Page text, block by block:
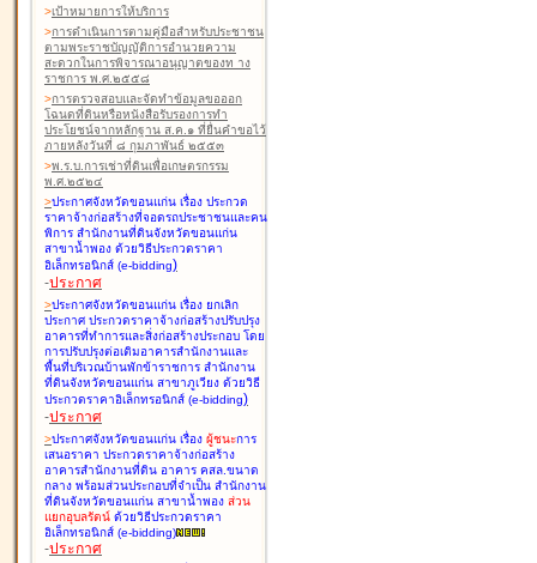
>เป้าหมายการให้บริการ
>การดำเนินการตามคู่มือสำหรับประชาชน
ตามพระราชบัญญัติการอำนวยความ
สะดวกในการพิจารณาอนุญาตของท าง
ราชการ พ.ศ.๒๕๕๘
>การตรวจสอบและจัดทำข้อมูลขอออก
โฉนดที่ดินหรือหนังสือรับรองการทำ
ประโยชน์จากหลักฐาน ส.ค.๑ ที่ยื่นคำขอไว้
ภายหลังวันที่ ๘ กุมภาพันธ์ ๒๕๕๓
>พ.ร.บ.การเช่าที่ดินเพื่อเกษตรกรรม
พ.ศ.๒๕๒๔
>ประกาศจังหวัดขอนแก่น เรื่อง ประกวด
ราคาจ้างก่อสร้างที่จอดรถประชาชนและคน
พิการ สำนักงานที่ดินจังหวัดขอนแก่น
สาขาน้ำพอง ด้วยวิธีประกวดราคา
อิเล็กทรอนิกส์ (e-bidding)
-ประกาศ
>ประกาศจังหวัดขอนแก่น เรื่อง ยกเลิก
ประกาศ ประกวดราคาจ้างก่อสร้างปรับปรุง
อาคารที่ทำการและสิ่งก่อสร้างประกอบ โดย
การปรับปรุงต่อเติมอาคารสำนักงานและ
พื้นที่บริเวณบ้านพักข้าราชการ สำนักงาน
ที่ดินจังหวัดขอนแก่น สาขาภูเวียง ด้วยวิธี
ประกวดราคาอิเล็กทรอนิกส์ (e-bidding)
-ประกาศ
>ประกาศจังหวัดขอนแก่น เรื่อง ผู้ชนะการ
เสนอราคา ประกวดราคาจ้างก่อสร้าง
อาคารสำนักงานที่ดิน อาคาร คสล.ขนาด
กลาง พร้อมส่วนประกอบที่จำเป็น สำนักงาน
ที่ดินจังหวัดขอนแก่น สาขาน้ำพอง ส่วน
แยกอุบลรัตน์ ด้วยวิธีประกวดราคา
อิเล็กทรอนิกส์ (e-bidding)
-ประกาศ